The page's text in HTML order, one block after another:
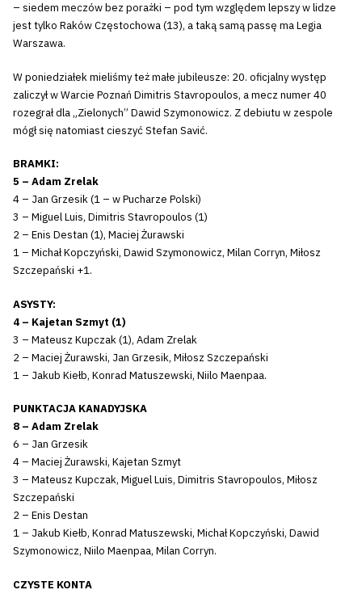
– siedem meczów bez porażki – pod tym względem lepszy w lidze
jest tylko Raków Częstochowa (13), a taką samą passę ma Legia
Warszawa.
W poniedziałek mieliśmy też małe jubileusze: 20. oficjalny występ
zaliczył w Warcie Poznań Dimitris Stavropoulos, a mecz numer 40
rozegrał dla „Zielonych” Dawid Szymonowicz. Z debiutu w zespole
mógł się natomiast cieszyć Stefan Savić.
BRAMKI:
5 – Adam Zrelak
4 – Jan Grzesik (1 – w Pucharze Polski)
3 – Miguel Luis, Dimitris Stavropoulos (1)
2 – Enis Destan (1), Maciej Żurawski
1 – Michał Kopczyński, Dawid Szymonowicz, Milan Corryn, Miłosz
Szczepański +1.
ASYSTY:
4 – Kajetan Szmyt (1)
3 – Mateusz Kupczak (1), Adam Zrelak
2 – Maciej Żurawski, Jan Grzesik, Miłosz Szczepański
1 – Jakub Kiełb, Konrad Matuszewski, Niilo Maenpaa.
PUNKTACJA KANADYJSKA
8 – Adam Zrelak
6 – Jan Grzesik
4 – Maciej Żurawski, Kajetan Szmyt
3 – Mateusz Kupczak, Miguel Luis, Dimitris Stavropoulos, Miłosz
Szczepański
2 – Enis Destan
1 – Jakub Kiełb, Konrad Matuszewski, Michał Kopczyński, Dawid
Szymonowicz, Niilo Maenpaa, Milan Corryn.
CZYSTE KONTA